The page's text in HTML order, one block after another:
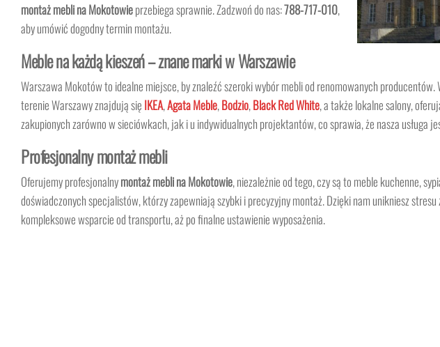
montaż mebli na Mokotowieprzebiega sprawnie. Zadzwoń do nas:788-717-010,
aby umówić dogodny termin montażu.
Meble na każdą kieszeń – znane marki w Warszawie
Warszawa Mokotów to idealne miejsce, by znaleźć szeroki wybór mebli od renomowanych
terenie Warszawy znajdują się IKEA,Agata Meble,Bodzio,Black Red White, a także lokalne salony,
zakupionych zarówno w sieciówkach, jak i u indywidualnych projektantów, co sprawia, że nasza usługa
Profesjonalny montaż mebli
Oferujemy profesjonalnymontaż mebli na Mokotowie, niezależnie od tego, czy są to meble kuchenne,
doświadczonych specjalistów, którzy zapewniają szybki i precyzyjny montaż. Dzięki nam unikniesz
kompleksowe wsparcie od transportu, aż po finalne ustawienie wyposażenia.